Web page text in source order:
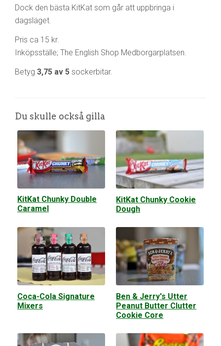
Dock den bästa KitKat som går att uppbringa i
dagsläget.
Pris ca 15 kr.
Inköpsställe; The English Shop Medborgarplatsen.
Betyg 3,75 av 5 sockerbitar.
Du skulle också gilla
KitKat Chunky Double
Caramel
KitKat Chunky Cookie
Dough
Coca-Cola Signature
Mixers
Ben & Jerry's Utter
Peanut Butter Clutter
Cookie Core